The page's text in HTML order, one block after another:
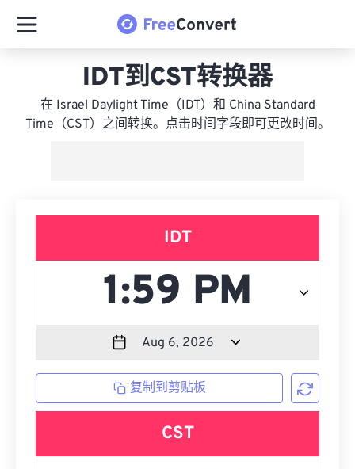
IDT到CST转换器
在 Israel Daylight Time（IDT）和 China Standard
Time（CST）之间转换。点击时间字段即可更改时间。
IDT
复制到剪贴板
CST